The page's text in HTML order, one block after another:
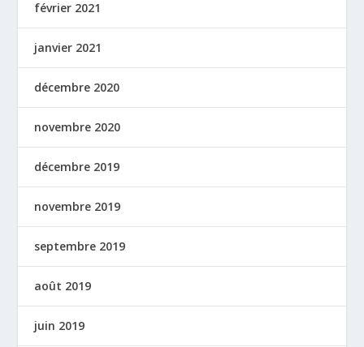
février 2021
janvier 2021
décembre 2020
novembre 2020
décembre 2019
novembre 2019
septembre 2019
août 2019
juin 2019